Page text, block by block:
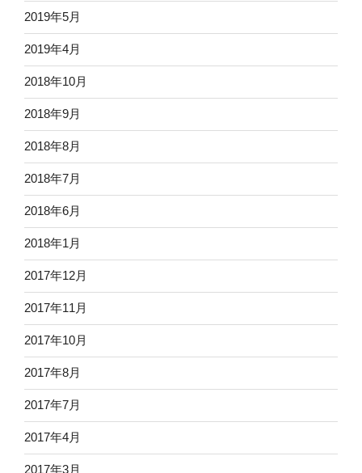
2019年5月
2019年4月
2018年10月
2018年9月
2018年8月
2018年7月
2018年6月
2018年1月
2017年12月
2017年11月
2017年10月
2017年8月
2017年7月
2017年4月
2017年3月